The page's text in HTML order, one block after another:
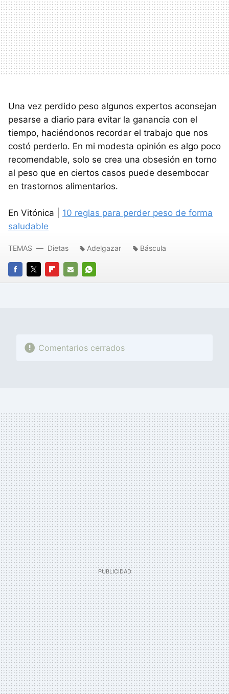
Una vez perdido peso algunos expertos aconsejan
pesarse a diario para evitar la ganancia con el
tiempo, haciéndonos recordar el trabajo que nos
costó perderlo. En mi modesta opinión es algo poco
recomendable, solo se crea una obsesión en torno
al peso que en ciertos casos puede desembocar
en trastornos alimentarios.
En Vitónica | 10 reglas para perder peso de forma
saludable
FACEBOOK
TWITTERFLIPBOARD
E-
WHATSAPP
TEMAS Dietas Adelgazar Báscula
Comentarios cerrados